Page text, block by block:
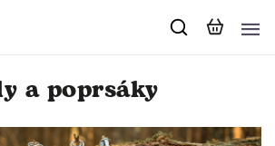
a poprsáky